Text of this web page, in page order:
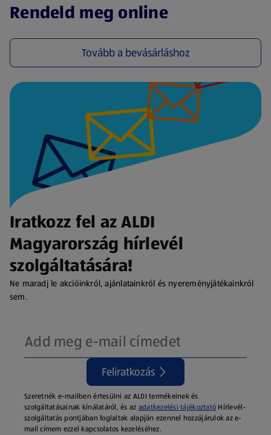
Rendeld meg online
Tovább a bevásárláshoz
(új oldalon nyílik meg)
Iratkozz fel az ALDI
Magyarország hírlevél
szolgáltatására!
Ne maradj le akcióinkról, ajánlatainkról és nyereményjátékainkról
sem.
Feliratkozás
Szeretnék e-mailben értesülni az ALDI termékeinek és
szolgáltatásainak kínálatáról, és az adatkezelési tájékoztató Hírlevél-
szolgáltatás pontjában foglaltak alapján ezennel hozzájárulok az e-
mail címem ezzel kapcsolatos kezeléséhez.